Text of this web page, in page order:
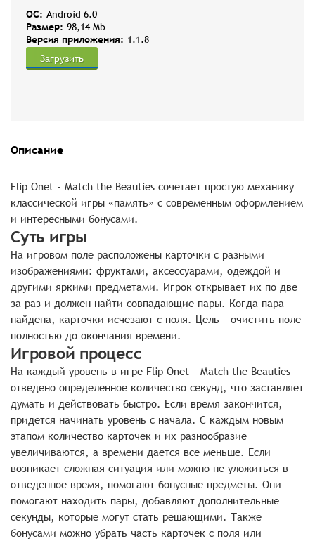
OC: Android 6.0
Размер: 98,14 Mb
Версия приложения: 1.1.8
Загрузить
Описание
Flip Onet - Match the Beauties сочетает простую механику
классической игры «память» с современным оформлением
и интересными бонусами.
Суть игры
На игровом поле расположены карточки с разными
изображениями: фруктами, аксессуарами, одеждой и
другими яркими предметами. Игрок открывает их по две
за раз и должен найти совпадающие пары. Когда пара
найдена, карточки исчезают с поля. Цель - очистить поле
полностью до окончания времени.
Игровой процесс
На каждый уровень в игре Flip Onet - Match the Beauties
отведено определенное количество секунд, что заставляет
думать и действовать быстро. Если время закончится,
придется начинать уровень с начала. С каждым новым
этапом количество карточек и их разнообразие
увеличиваются, а времени дается все меньше. Если
возникает сложная ситуация или можно не уложиться в
отведенное время, помогают бонусные предметы. Они
помогают находить пары, добавляют дополнительные
секунды, которые могут стать решающими. Также
бонусами можно убрать часть карточек с поля или